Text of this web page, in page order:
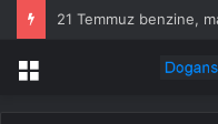
Menü